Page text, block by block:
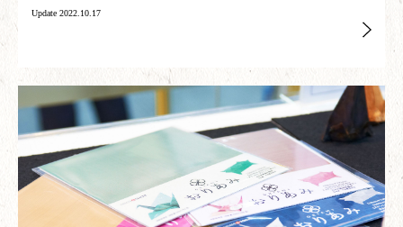
Update 2022.10.17